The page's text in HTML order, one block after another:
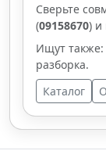
Сверьте
(09158670) и
Ищут также:
разборка.
Каталог